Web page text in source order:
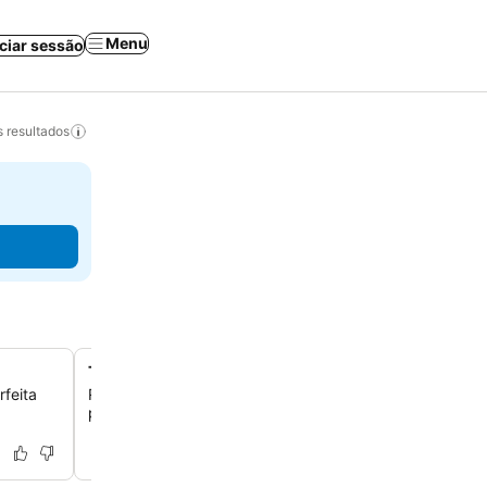
sessão Menu
resultados
Terraço com vista para a montanha
Relaxe no terraço e aprecie as vistas deslumbrantes
proporcionando um refúgio tranquilo em um belo